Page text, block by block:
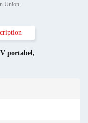
Union,
portabel,